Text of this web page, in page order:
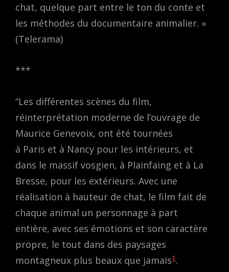
chat, quelque part entre le ton du conte et
les méthodes du documentaire animalier. »
(Telerama)
***
“Les différentes scènes du film,
réinterprétation moderne de l’ouvrage de
Maurice Genevoix, ont été tournées
à Paris et à Nancy pour les intérieurs, et
dans le massif vosgien, à Plainfaing et à La
Bresse, pour les extérieurs. Avec une
réalisation à hauteur de chat, le film fait de
chaque animal un personnage à part
entière, avec ses émotions et son caractère
propre, le tout dans des paysages
montagneux plus beaux que jamais1 .